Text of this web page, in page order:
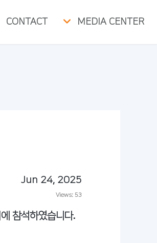
CONTACT MEDIA CENTER
Jun 24, 2025
Views: 53
에 참석하였습니다.